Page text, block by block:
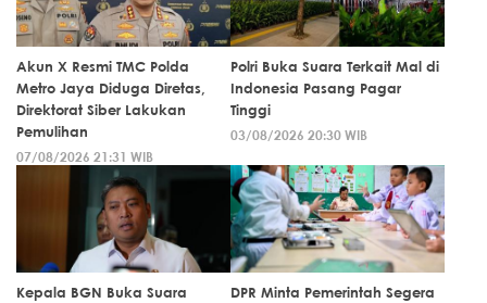
Akun X Resmi TMC Polda
Metro Jaya Diduga Diretas,
Direktorat Siber Lakukan
Pemulihan
07/08/2026 21:31 WIB
Polri Buka Suara Terkait Mal di
Indonesia Pasang Pagar
Tinggi
03/08/2026 20:30 WIB
Kepala BGN Buka Suara
DPR Minta Pemerintah Segera